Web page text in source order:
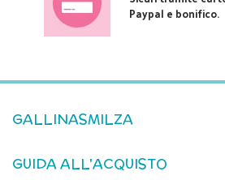
Paypal e bonifico.
GALLINASMILZA
GUIDA ALL'ACQUISTO